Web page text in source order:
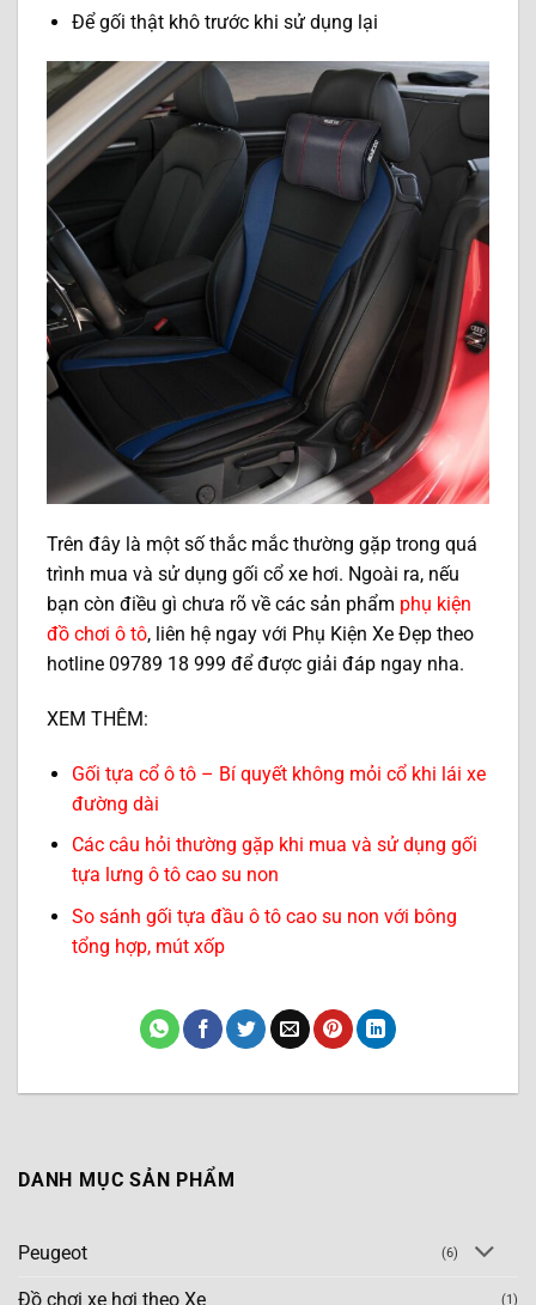
Để gối thật khô trước khi sử dụng lại
Trên đây là một số thắc mắc thường gặp trong quá
trình mua và sử dụng gối cổ xe hơi. Ngoài ra, nếu
bạn còn điều gì chưa rõ về các sản phẩm phụ kiện
đồ chơi ô tô, liên hệ ngay với Phụ Kiện Xe Đẹp theo
hotline 09789 18 999 để được giải đáp ngay nha.
XEM THÊM:
Gối tựa cổ ô tô – Bí quyết không mỏi cổ khi lái xe
đường dài
Các câu hỏi thường gặp khi mua và sử dụng gối
tựa lưng ô tô cao su non
So sánh gối tựa đầu ô tô cao su non với bông
tổng hợp, mút xốp
DANH MỤC SẢN PHẨM
Peugeot (6)
Đồ chơi xe hơi theo Xe (1)